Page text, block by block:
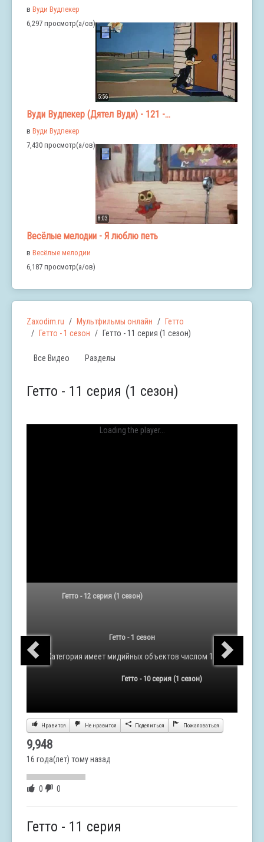
в Вуди Вудпекер
6,297 просмотр(а/ов)
5:56
Вуди Вудпекер (Дятел Вуди) - 121 -...
в Вуди Вудпекер
7,430 просмотр(а/ов)
8:03
Весёлые мелодии - Я люблю петь
в Весёлые мелодии
6,187 просмотр(а/ов)
Zaxodim.ru Мультфильмы онлайн
Гетто
Гетто - 1 сезон
Гетто - 11 серия (1 сезон)
Все Видео Разделы
Гетто - 11 серия (1 сезон)
Loading the player...
Гетто - 12 серия (1 сезон)
Гетто - 1 сезон
Категория имеет мидийных объектов числом 15
Гетто - 10 серия (1 сезон)
Нравится Не нравится Поделиться Пожаловаться
9,948
16 года(лет) тому назад
0 0
Гетто - 11 серия